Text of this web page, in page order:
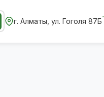
г. Алматы, ул. Гоголя 87Б